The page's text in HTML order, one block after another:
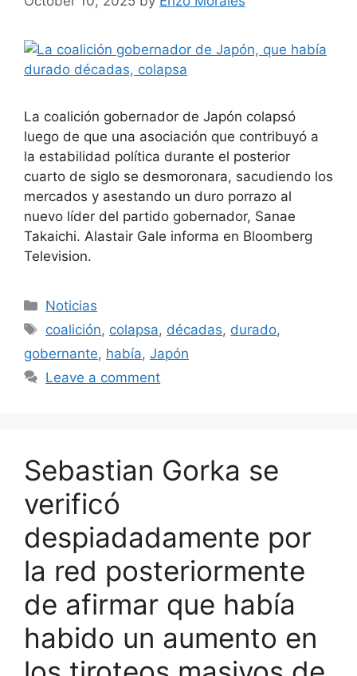
La coalición gobernador de Japón colapsó
luego de que una asociación que contribuyó a
la estabilidad política durante el posterior
cuarto de siglo se desmoronara, sacudiendo los
mercados y asestando un duro porrazo al
nuevo líder del partido gobernador, Sanae
Takaichi. Alastair Gale informa en Bloomberg
Television.
Categories
Noticias
Tags
coalición, colapsa, décadas, durado,
gobernante, había, Japón
Leave a comment
Sebastian Gorka se
verificó
despiadadamente por
la red posteriormente
de afirmar que había
habido un aumento en